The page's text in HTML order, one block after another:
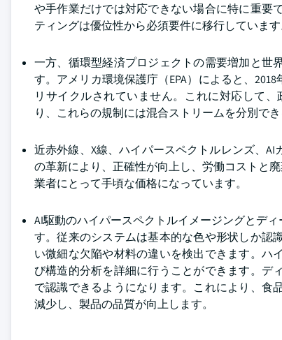
や手作業だけでは対応できない場合に特に重要
ティングは優位性から必須要件に移行しています
一方、循環型経済プロジェクトの需要増加と世
す。アメリカ環境保護庁（EPA）によると、
リサイクルされていません。これに対応して
り、これらの規制には混合ストリームを分別で
近赤外線、X線、ハイパースペクトルレンズ、
の革新により、正確性が向上し、労働コストと
業者にとって手頃な価格になっています。
AI駆動のハイパースペクトルイメージングとデ
す。従来のシステムは基本的な色や形状しか認
い微細な欠陥や材料の違いを検出できます。ハ
び構造的分析を詳細に行うことができます。デ
で認識できるようになります。これにより、食
減少し、製品の品質が向上します。